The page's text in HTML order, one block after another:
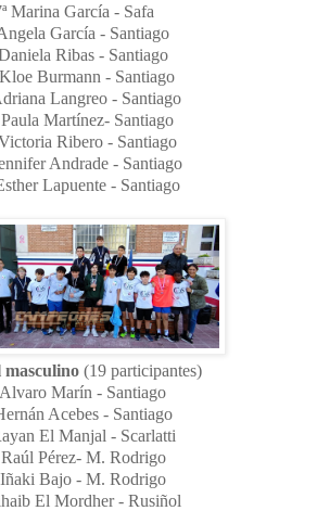
Marina García - Safa
García - Santiago
Ribas - Santiago
Kloe Burmann - Santiago
Langreo - Santiago
Paula Martínez- Santiago
Ribero - Santiago
Andrade - Santiago
Lapuente - Santiago
(19 participantes)
Alvaro Marín - Santiago
Acebes - Santiago
El Manjal - Scarlatti
Raúl Pérez- M. Rodrigo
Iñaki Bajo - M. Rodrigo
El Mordher - Rusiñol